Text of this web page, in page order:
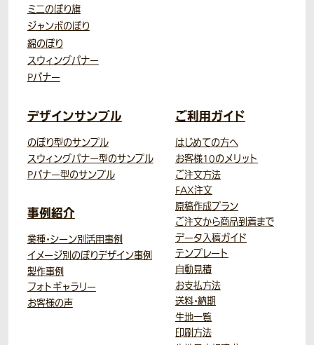
ミニのぼり旗
ジャンボのぼり
綿のぼり
スウィングバナー
Pバナー
デザインサンプル
のぼり型のサンプル
スウィングバナー型のサンプル
Pバナー型のサンプル
事例紹介
業種・シーン別活用事例
イメージ別のぼりデザイン事例
製作事例
フォトギャラリー
お客様の声
ご利用ガイド
はじめての方へ
お客様10のメリット
ご注文方法
FAX注文
原稿作成プラン
ご注文から商品到着まで
データ入稿ガイド
テンプレート
自動見積
お支払方法
送料・納期
生地一覧
印刷方法